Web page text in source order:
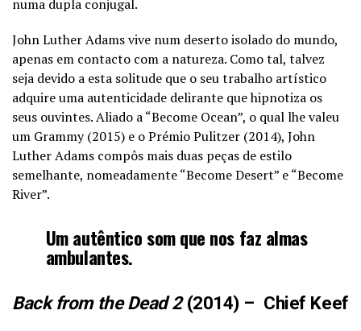
numa dupla conjugal.
John Luther Adams vive num deserto isolado do mundo,
apenas em contacto com a natureza. Como tal, talvez
seja devido a esta solitude que o seu trabalho artístico
adquire uma autenticidade delirante que hipnotiza os
seus ouvintes. Aliado a “Become Ocean”, o qual lhe valeu
um Grammy (2015) e o Prémio Pulitzer (2014), John
Luther Adams compôs mais duas peças de estilo
semelhante, nomeadamente “Become Desert” e “Become
River”.
Um autêntico som que nos faz almas
ambulantes.
Back from the Dead 2(2014) – Chief Keef